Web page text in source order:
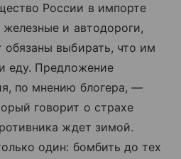
России в импорте
и автодороги,
выбирать, что им
еду. Предложение
по мнению блогера, —
говорит о страхе
ждет зимой.
один: бомбить до тех